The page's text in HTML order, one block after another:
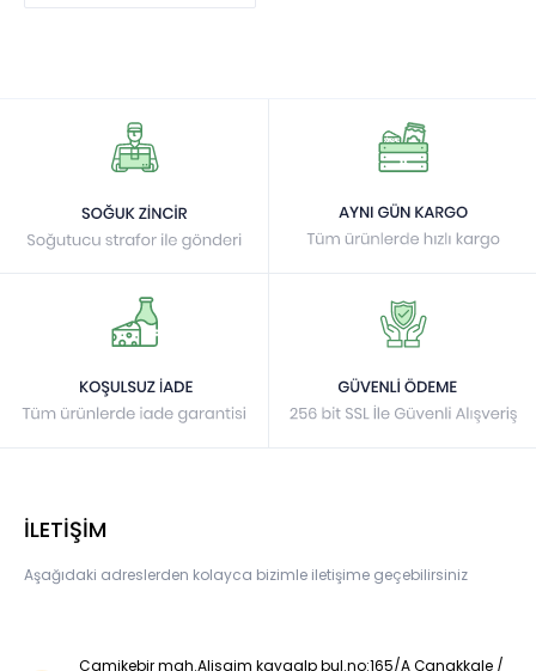
İLETİŞİM
Aşağıdaki adreslerden kolayca bizimle iletişime geçebilirsiniz
Camikebir mah.Alisaim kayaalp bul.no:165/A Çanakkale /